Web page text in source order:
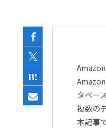
タベー
複数の
本記事